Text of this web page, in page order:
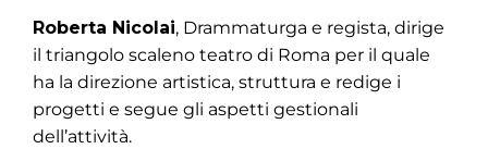
Roberta Nicolai, Drammaturga e regista, dirige
il triangolo scaleno teatro di Roma per il quale
ha la direzione artistica, struttura e redige i
progetti e segue gli aspetti gestionali
dell’attività.